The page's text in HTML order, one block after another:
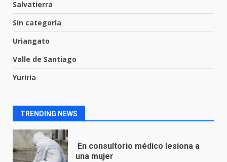
Salvatierra
Sin categoría
Uriangato
Valle de Santiago
Yuriria
TRENDING NEWS
1
captura a presuntos homicidas
9 de agosto de 2026
2
8 de agosto de 2026
Lesiona a un Trabajador de
Linteck